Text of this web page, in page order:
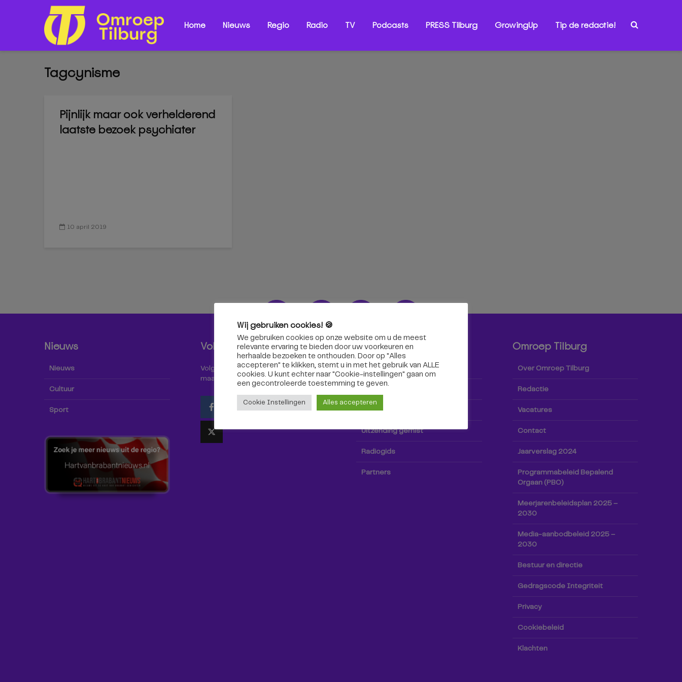
Home Nieuws Regio Radio TV Podcasts PRESS Tilburg GrowingUp Tip de redactie!
Tagcynisme
Pijnlijk maar ook verhelderend
laatste bezoek psychiater
10 april 2019
Nieuws
Nieuws
Cultuur
Sport
Volg ons!
Volg Omroep Tilburg niet alleen hier,
maar ook via social media!
Radio & TV
Kijk tv
Radio
TV-gids
Uitzending gemist
Radiogids
Partners
Omroep Tilburg
Over Omroep Tilburg
Redactie
Vacatures
Contact
Jaarverslag 2024
Programmabeleid Bepalend
Orgaan (PBO)
Meerjarenbeleidsplan 2025 –
2030
Media-aanbodbeleid 2025 –
2030
Bestuur en directie
Gedragscode Integriteit
Privacy
Cookiebeleid
Klachten
Wij gebruiken cookies! 🍪
We gebruiken cookies op onze website om u de meest
relevante ervaring te bieden door uw voorkeuren en
herhaalde bezoeken te onthouden. Door op "Alles
accepteren" te klikken, stemt u in met het gebruik van ALLE
cookies. U kunt echter naar "Cookie-instellingen" gaan om
een ​​gecontroleerde toestemming te geven.
Cookie Instellingen Alles accepteren